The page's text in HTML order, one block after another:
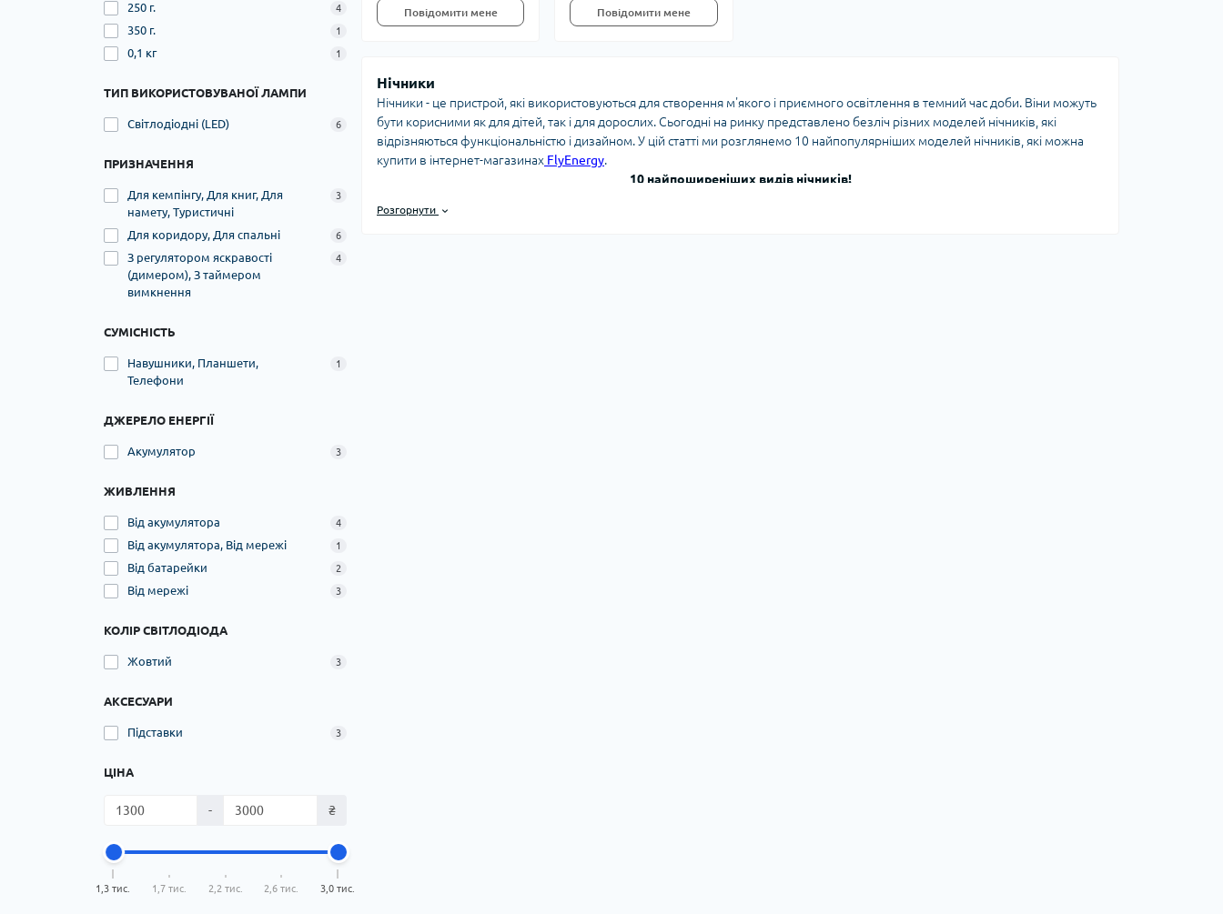
250 г. 4
350 г. 1
0,1 кг 1
ТИП ВИКОРИСТОВУВАНОЇ ЛАМПИ
Світлодіодні (LED) 6
ПРИЗНАЧЕННЯ
Для кемпінгу, Для книг, Для
намету, Туристичні
3
Для коридору, Для спальні 6
З регулятором яскравості
(димером), З таймером
вимкнення
4
СУМІСНІСТЬ
Навушники, Планшети,
Телефони
1
ДЖЕРЕЛО ЕНЕРГІЇ
Акумулятор 3
ЖИВЛЕННЯ
Від акумулятора 4
Від акумулятора, Від мережі 1
Від батарейки 2
Від мережі 3
КОЛІР СВІТЛОДІОДА
Жовтий 3
АКСЕСУАРИ
Підставки 3
ЦІНА
- ₴
1,3 тис. 1,7 тис. 2,2 тис. 2,6 тис. 3,0 тис.
Повідомити мене Повідомити мене
Нічники
Нічники - це пристрой, які використовуються для створення м'якого і приємного освітлення в темний час доби. Віни можуть
бути корисними як для дітей, так і для дорослих. Сьогодні на ринку представлено безліч різних моделей нічників, які
відрізняються функціональністю і дизайном. У цій статті ми розглянемо 10 найпопулярніших моделей нічників, які можна
купити в інтернет-магазинах FlyEnergy.
10 найпоширеніших видів нічників!
Bluetooth-модулем, який дає змогу під'єднати до нього смартфон або планшет і слухати улюблені композиції. Крім того, ці
Розгорнути